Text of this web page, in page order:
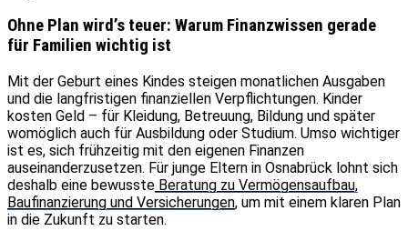
Ohne Plan wird’s teuer: Warum Finanzwissen gerade
für Familien wichtig ist
Mit der Geburt eines Kindes steigen monatlichen Ausgaben
und die langfristigen finanziellen Verpflichtungen. Kinder
kosten Geld – für Kleidung, Betreuung, Bildung und später
womöglich auch für Ausbildung oder Studium. Umso wichtiger
ist es, sich frühzeitig mit den eigenen Finanzen
auseinanderzusetzen. Für junge Eltern in Osnabrück lohnt sich
deshalb eine bewusste Beratung zu Vermögensaufbau,
Baufinanzierung und Versicherungen, um mit einem klaren Plan
in die Zukunft zu starten.